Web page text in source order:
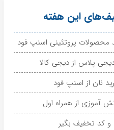
این هفته
آموزی از همراه اول
کد تخفیف بگیر